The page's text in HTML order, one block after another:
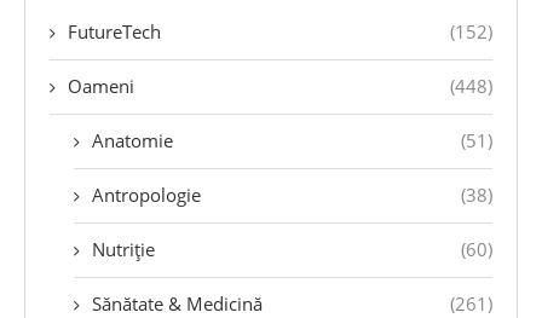
FutureTech (152)
Oameni (448)
Anatomie (51)
Antropologie (38)
Nutriție (60)
Sănătate & Medicină (261)